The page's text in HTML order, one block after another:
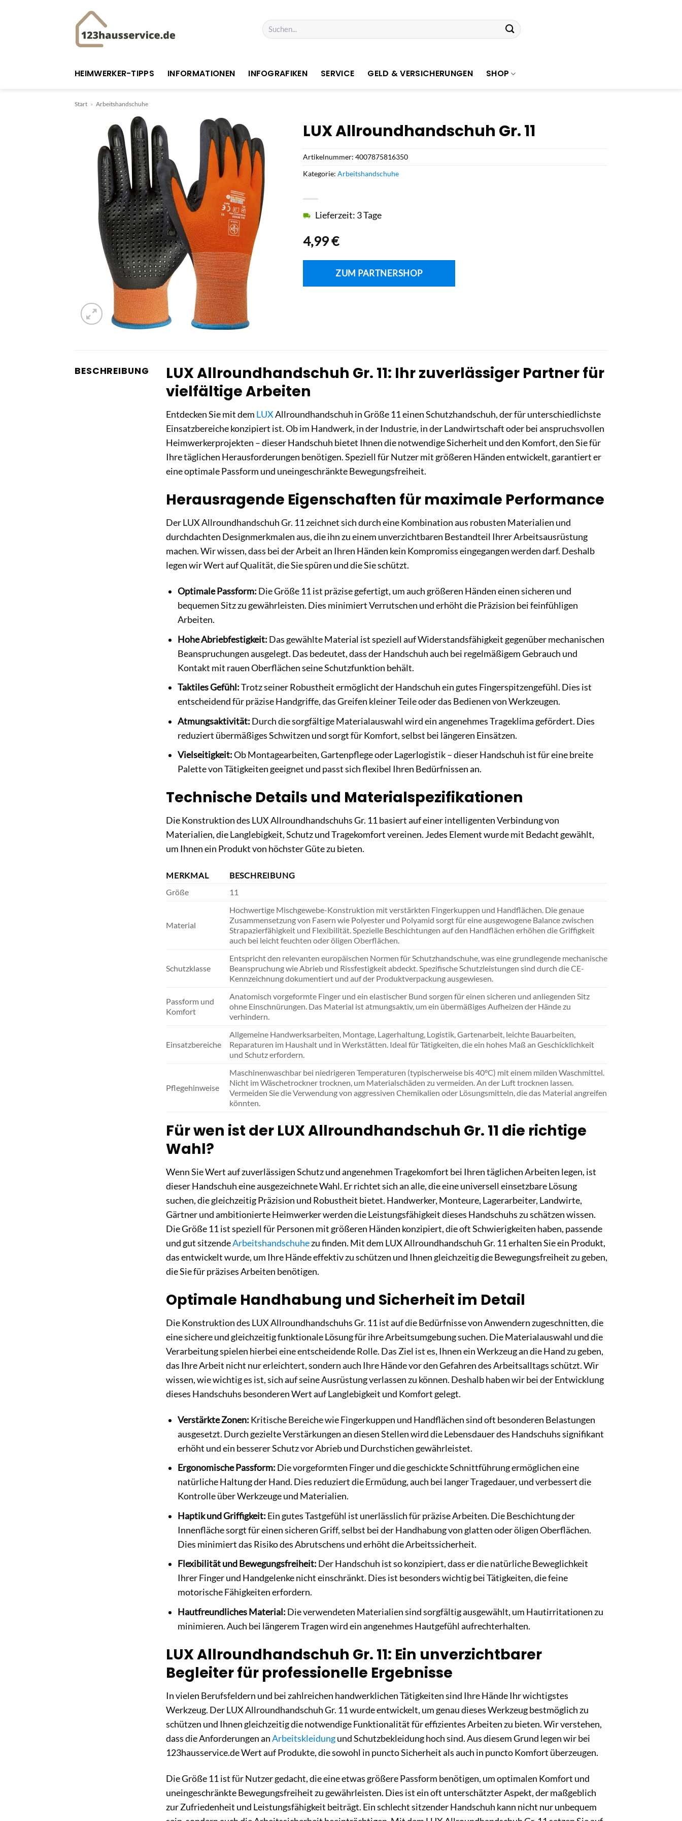
Suchen
nach:
HEIMWERKER-TIPPS INFORMATIONEN INFOGRAFIKEN SERVICE GELD & VERSICHERUNGEN SHOP
Start » Arbeitshandschuhe
LUX Allroundhandschuh Gr. 11
4,99€
Lieferzeit: 3 Tage
ZUM PARTNERSHOP
Artikelnummer: 4007875816350
Kategorie: Arbeitshandschuhe
BESCHREIBUNG
LUX Allroundhandschuh Gr. 11: Ihr zuverlässiger Partner für
vielfältige Arbeiten
Entdecken Sie mit dem LUXAllroundhandschuh in Größe 11 einen Schutzhandschuh, der für unterschiedlichste
Einsatzbereiche konzipiert ist. Ob im Handwerk, in der Industrie, in der Landwirtschaft oder bei anspruchsvollen
Heimwerkerprojekten – dieser Handschuh bietet Ihnen die notwendige Sicherheit und den Komfort, den Sie für
Ihre täglichen Herausforderungen benötigen. Speziell für Nutzer mit größeren Händen entwickelt, garantiert er
eine optimale Passform und uneingeschränkte Bewegungsfreiheit.
Herausragende Eigenschaften für maximale Performance
Der LUX Allroundhandschuh Gr. 11 zeichnet sich durch eine Kombination aus robusten Materialien und
durchdachten Designmerkmalen aus, die ihn zu einem unverzichtbaren Bestandteil Ihrer Arbeitsausrüstung
machen. Wir wissen, dass bei der Arbeit an Ihren Händen kein Kompromiss eingegangen werden darf. Deshalb
legen wir Wert auf Qualität, die Sie spüren und die Sie schützt.
Optimale Passform: Die Größe 11 ist präzise gefertigt, um auch größeren Händen einen sicheren und
bequemen Sitz zu gewährleisten. Dies minimiert Verrutschen und erhöht die Präzision bei feinfühligen
Arbeiten.
Hohe Abriebfestigkeit: Das gewählte Material ist speziell auf Widerstandsfähigkeit gegenüber mechanischen
Beanspruchungen ausgelegt. Das bedeutet, dass der Handschuh auch bei regelmäßigem Gebrauch und
Kontakt mit rauen Oberflächen seine Schutzfunktion behält.
Taktiles Gefühl:Trotz seiner Robustheit ermöglicht der Handschuh ein gutes Fingerspitzengefühl. Dies ist
entscheidend für präzise Handgriffe, das Greifen kleiner Teile oder das Bedienen von Werkzeugen.
Atmungsaktivität: Durch die sorgfältige Materialauswahl wird ein angenehmes Trageklima gefördert. Dies
reduziert übermäßiges Schwitzen und sorgt für Komfort, selbst bei längeren Einsätzen.
Vielseitigkeit:Ob Montagearbeiten, Gartenpflege oder Lagerlogistik – dieser Handschuh ist für eine breite
Palette von Tätigkeiten geeignet und passt sich flexibel Ihren Bedürfnissen an.
Technische Details und Materialspezifikationen
Die Konstruktion des LUX Allroundhandschuhs Gr. 11 basiert auf einer intelligenten Verbindung von
Materialien, die Langlebigkeit, Schutz und Tragekomfort vereinen. Jedes Element wurde mit Bedacht gewählt,
um Ihnen ein Produkt von höchster Güte zu bieten.
MERKMAL
BESCHREIBUNG
Größe
11
Material
Hochwertige Mischgewebe-Konstruktion mit verstärkten Fingerkuppen und Handflächen. Die genaue
Zusammensetzung von Fasern wie Polyester und Polyamid sorgt für eine ausgewogene Balance zwischen
Strapazierfähigkeit und Flexibilität. Spezielle Beschichtungen auf den Handflächen erhöhen die Griffigkeit
auch bei leicht feuchten oder öligen Oberflächen.
Schutzklasse
Entspricht den relevanten europäischen Normen für Schutzhandschuhe, was eine grundlegende mechanische
Beanspruchung wie Abrieb und Rissfestigkeit abdeckt. Spezifische Schutzleistungen sind durch die CE-
Kennzeichnung dokumentiert und auf der Produktverpackung ausgewiesen.
Passform und
Komfort
Anatomisch vorgeformte Finger und ein elastischer Bund sorgen für einen sicheren und anliegenden Sitz
ohne Einschnürungen. Das Material ist atmungsaktiv, um ein übermäßiges Aufheizen der Hände zu
verhindern.
Einsatzbereiche
Allgemeine Handwerksarbeiten, Montage, Lagerhaltung, Logistik, Gartenarbeit, leichte Bauarbeiten,
Reparaturen im Haushalt und in Werkstätten. Ideal für Tätigkeiten, die ein hohes Maß an Geschicklichkeit
und Schutz erfordern.
Pflegehinweise
Maschinenwaschbar bei niedrigeren Temperaturen (typischerweise bis 40°C) mit einem milden Waschmittel.
Nicht im Wäschetrockner trocknen, um Materialschäden zu vermeiden. An der Luft trocknen lassen.
Vermeiden Sie die Verwendung von aggressiven Chemikalien oder Lösungsmitteln, die das Material angreifen
könnten.
Für wen ist der LUX Allroundhandschuh Gr. 11 die richtige
Wahl?
Wenn Sie Wert auf zuverlässigen Schutz und angenehmen Tragekomfort bei Ihren täglichen Arbeiten legen, ist
dieser Handschuh eine ausgezeichnete Wahl. Er richtet sich an alle, die eine universell einsetzbare Lösung
suchen, die gleichzeitig Präzision und Robustheit bietet. Handwerker, Monteure, Lagerarbeiter, Landwirte,
Gärtner und ambitionierte Heimwerker werden die Leistungsfähigkeit dieses Handschuhs zu schätzen wissen.
Die Größe 11 ist speziell für Personen mit größeren Händen konzipiert, die oft Schwierigkeiten haben, passende
und gut sitzendeArbeitshandschuhezu finden. Mit dem LUX Allroundhandschuh Gr. 11 erhalten Sie ein Produkt,
das entwickelt wurde, um Ihre Hände effektiv zu schützen und Ihnen gleichzeitig die Bewegungsfreiheit zu geben,
die Sie für präzises Arbeiten benötigen.
Optimale Handhabung und Sicherheit im Detail
Die Konstruktion des LUX Allroundhandschuhs Gr. 11 ist auf die Bedürfnisse von Anwendern zugeschnitten, die
eine sichere und gleichzeitig funktionale Lösung für ihre Arbeitsumgebung suchen. Die Materialauswahl und die
Verarbeitung spielen hierbei eine entscheidende Rolle. Das Ziel ist es, Ihnen ein Werkzeug an die Hand zu geben,
das Ihre Arbeit nicht nur erleichtert, sondern auch Ihre Hände vor den Gefahren des Arbeitsalltags schützt. Wir
wissen, wie wichtig es ist, sich auf seine Ausrüstung verlassen zu können. Deshalb haben wir bei der Entwicklung
dieses Handschuhs besonderen Wert auf Langlebigkeit und Komfort gelegt.
Verstärkte Zonen: Kritische Bereiche wie Fingerkuppen und Handflächen sind oft besonderen Belastungen
ausgesetzt. Durch gezielte Verstärkungen an diesen Stellen wird die Lebensdauer des Handschuhs signifikant
erhöht und ein besserer Schutz vor Abrieb und Durchstichen gewährleistet.
Ergonomische Passform: Die vorgeformten Finger und die geschickte Schnittführung ermöglichen eine
natürliche Haltung der Hand. Dies reduziert die Ermüdung, auch bei langer Tragedauer, und verbessert die
Kontrolle über Werkzeuge und Materialien.
Haptik und Griffigkeit: Ein gutes Tastgefühl ist unerlässlich für präzise Arbeiten. Die Beschichtung der
Innenfläche sorgt für einen sicheren Griff, selbst bei der Handhabung von glatten oder öligen Oberflächen.
Dies minimiert das Risiko des Abrutschens und erhöht die Arbeitssicherheit.
Flexibilität und Bewegungsfreiheit: Der Handschuh ist so konzipiert, dass er die natürliche Beweglichkeit
Ihrer Finger und Handgelenke nicht einschränkt. Dies ist besonders wichtig bei Tätigkeiten, die feine
motorische Fähigkeiten erfordern.
Hautfreundliches Material: Die verwendeten Materialien sind sorgfältig ausgewählt, um Hautirritationen zu
minimieren. Auch bei längerem Tragen wird ein angenehmes Hautgefühl aufrechterhalten.
LUX Allroundhandschuh Gr. 11: Ein unverzichtbarer
Begleiter für professionelle Ergebnisse
In vielen Berufsfeldern und bei zahlreichen handwerklichen Tätigkeiten sind Ihre Hände Ihr wichtigstes
Werkzeug. Der LUX Allroundhandschuh Gr. 11 wurde entwickelt, um genau dieses Werkzeug bestmöglich zu
schützen und Ihnen gleichzeitig die notwendige Funktionalität für effizientes Arbeiten zu bieten. Wir verstehen,
dass die Anforderungen anArbeitskleidungund Schutzbekleidung hoch sind. Aus diesem Grund legen wir bei
123hausservice.de Wert auf Produkte, die sowohl in puncto Sicherheit als auch in puncto Komfort überzeugen.
Die Größe 11 ist für Nutzer gedacht, die eine etwas größere Passform benötigen, um optimalen Komfort und
uneingeschränkte Bewegungsfreiheit zu gewährleisten. Dies ist ein oft unterschätzter Aspekt, der maßgeblich
zur Zufriedenheit und Leistungsfähigkeit beiträgt. Ein schlecht sitzender Handschuh kann nicht nur unbequem